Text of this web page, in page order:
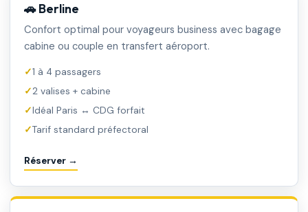
🚗 Berline
Confort optimal pour voyageurs business avec bagage
cabine ou couple en transfert aéroport.
1 à 4 passagers
2 valises + cabine
Idéal Paris ↔ CDG forfait
Tarif standard préfectoral
Réserver →